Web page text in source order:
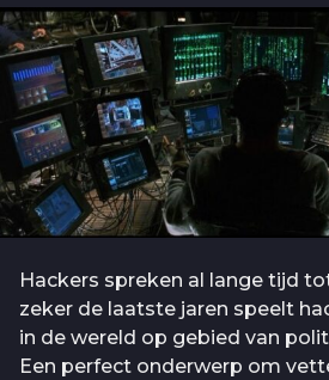
a
r
a
g
o
Hackers spreken al lange tijd
zeker de laatste jaren speelt
in de wereld op gebied van
Een perfect onderwerp om